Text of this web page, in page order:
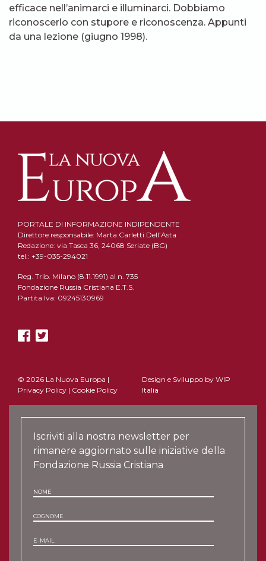
efficace nell’animarci e illuminarci. Dobbiamo
riconoscerlo con stupore e riconoscenza. Appunti
da una lezione (giugno 1998).
PORTALE DI INFORMAZIONE INDIPENDENTE
Direttore responsabile: Marta Carletti Dell’Asta
Redazione: via Tasca 36, 24068 Seriate (BG)
tel.: +39-035-294021
Reg. Trib. Milano (8.11.1991) al n. 735
Fondazione Russia Cristiana E.T.S.
Partita Iva: 09245130969
© 2026 La Nuova Europa |
Privacy Policy | Cookie Policy
Design e Sviluppo by WIP
Italia
Iscriviti alla nostra newsletter per
rimanere aggiornato sulle iniziative della
Fondazione Russia Cristiana
NOME
COGNOME
E-MAIL